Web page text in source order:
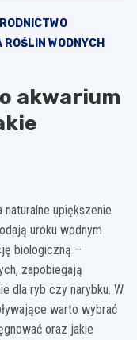
WODNYCH
akwarium
naturalne upiększenie
uroku wodnym
biologiczną –
zapobiegają
dla ryb czy narybku. W
warto wybrać
oraz jakie